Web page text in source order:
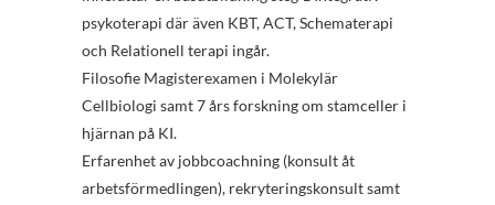
psykoterapi där även KBT, ACT, Schematerapi
och Relationell terapi ingår.
Filosofie Magisterexamen i Molekylär
Cellbiologi samt 7 års forskning om stamceller i
hjärnan på KI.
Erfarenhet av jobbcoachning (konsult åt
arbetsförmedlingen), rekryteringskonsult samt